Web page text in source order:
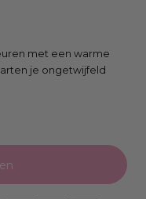
met een warme
je ongetwijfeld